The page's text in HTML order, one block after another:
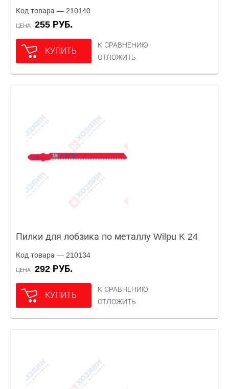
Код товара — 210140
ЦЕНА 255 РУБ.
КУПИТЬ
К СРАВНЕНИЮ
ОТЛОЖИТЬ
Пилки для лобзика по металлу Wilpu K 24
Код товара — 210134
ЦЕНА 292 РУБ.
КУПИТЬ
К СРАВНЕНИЮ
ОТЛОЖИТЬ